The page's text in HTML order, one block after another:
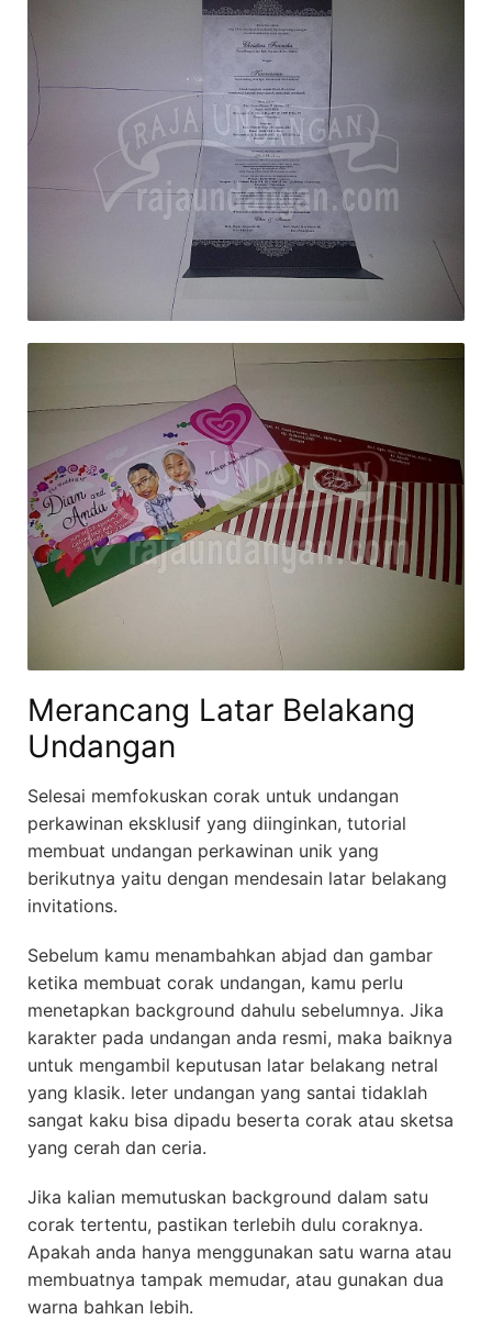
Merancang Latar Belakang
Undangan
Selesai memfokuskan corak untuk undangan
perkawinan eksklusif yang diinginkan, tutorial
membuat undangan perkawinan unik yang
berikutnya yaitu dengan mendesain latar belakang
invitations.
Sebelum kamu menambahkan abjad dan gambar
ketika membuat corak undangan, kamu perlu
menetapkan background dahulu sebelumnya. Jika
karakter pada undangan anda resmi, maka baiknya
untuk mengambil keputusan latar belakang netral
yang klasik. leter undangan yang santai tidaklah
sangat kaku bisa dipadu beserta corak atau sketsa
yang cerah dan ceria.
Jika kalian memutuskan background dalam satu
corak tertentu, pastikan terlebih dulu coraknya.
Apakah anda hanya menggunakan satu warna atau
membuatnya tampak memudar, atau gunakan dua
warna bahkan lebih.